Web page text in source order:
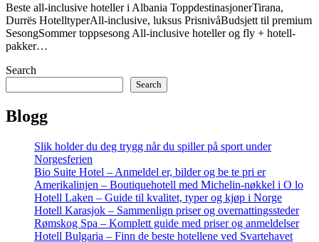
Beste all-inclusive hoteller i Albania ToppdestinasjonerTirana,
Durrës HotelltyperAll-inclusive, luksus PrisnivåBudsjett til premium
SesongSommer toppsesong All-inclusive hoteller og fly + hotell-
pakker…
Search
Search
Blogg
Slik holder du deg trygg når du spiller på sport under
Norgesferien
Bio Suite Hotel – Anmeldel er, bilder og be te pri er
Amerikalinjen – Boutiquehotell med Michelin-nøkkel i O lo
Hotell Laken – Guide til kvalitet, typer og kjøp i Norge
Hotell Karasjok – Sammenlign priser og overnattingssteder
Rømskog Spa – Komplett guide med priser og anmeldelser
Hotell Bulgaria – Finn de beste hotellene ved Svartehavet